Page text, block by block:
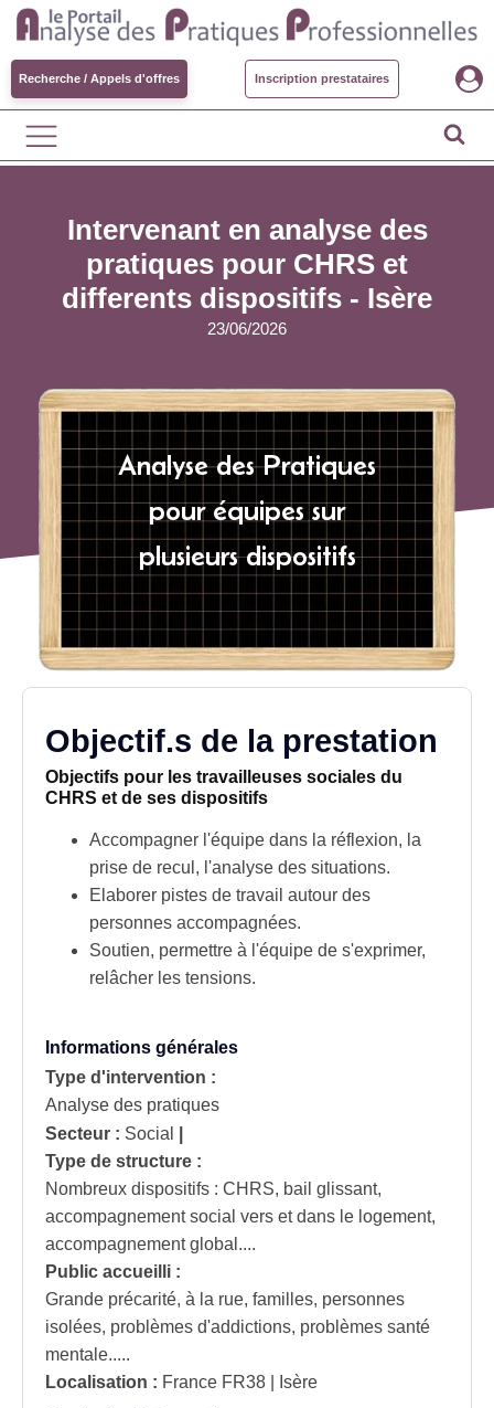
Recherche / Appels d'offres Inscription prestataires
Intervenant en analyse des
pratiques pour CHRS et
differents dispositifs - Isère
23/06/2026
Analyse des Pratiques
pour équipes sur
plusieurs dispositifs
Objectif.s de la prestation
Objectifs pour les travailleuses sociales du
CHRS et de ses dispositifs
Accompagner l'équipe dans la réflexion, la
prise de recul, l'analyse des situations.
Elaborer pistes de travail autour des
personnes accompagnées.
Soutien, permettre à l'équipe de s'exprimer,
relâcher les tensions.
Informations générales
Type d'intervention :
Analyse des pratiques
Secteur : Social
Type de structure :
Nombreux dispositifs : CHRS, bail glissant,
accompagnement social vers et dans le logement,
accompagnement global....
Public accueilli :
Grande précarité, à la rue, familles, personnes
isolées, problèmes d'addictions, problèmes santé
mentale.....
Localisation : France FR38 | Isère